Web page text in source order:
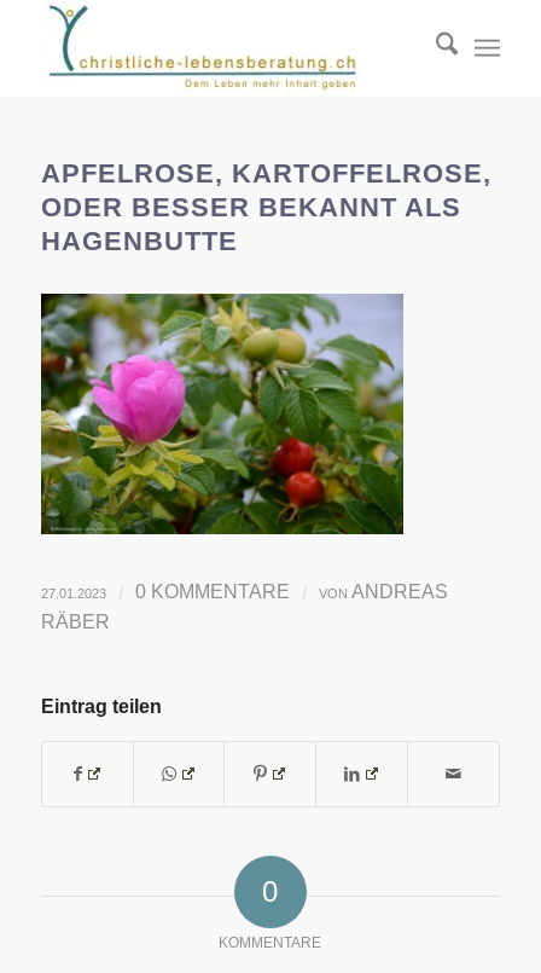
APFELROSE, KARTOFFELROSE,
ODER BESSER BEKANNT ALS
HAGENBUTTE
27.01.2023 / 0 KOMMENTARE / VON ANDREAS
RÄBER
Eintrag teilen
0
KOMMENTARE